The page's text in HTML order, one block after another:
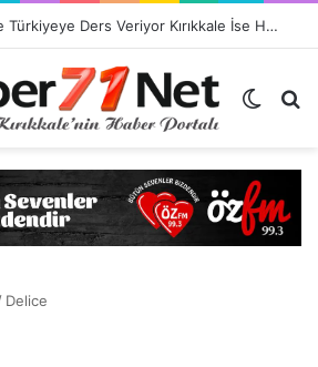
Emrah Doğan’dan EXPOKALE Vizyonu
Dış
Delice